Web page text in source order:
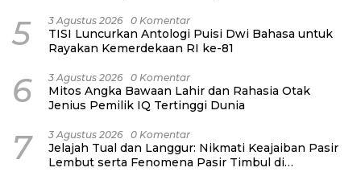
5 3 Agustus 2026 0 Komentar
TISI Luncurkan Antologi Puisi Dwi Bahasa untuk
Rayakan Kemerdekaan RI ke-81
6 3 Agustus 2026 0 Komentar
Mitos Angka Bawaan Lahir dan Rahasia Otak
Jenius Pemilik IQ Tertinggi Dunia
7 3 Agustus 2026 0 Komentar
Jelajah Tual dan Langgur: Nikmati Keajaiban Pasir
Lembut serta Fenomena Pasir Timbul di